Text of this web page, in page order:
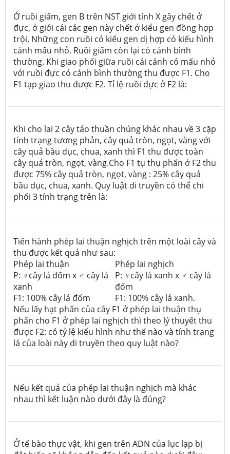
Ở ruồi giấm, gen B trên NST giới tính X gây chết ở
đực, ở giới cái các gen này chết ở kiểu gen đồng hợp
trội. Những con ruồi có kiểu gen dị hợp có kiểu hình
cánh mấu nhỏ. Ruồi giấm còn lại có cánh bình
thường. Khi giao phối giữa ruồi cái cánh có mấu nhỏ
với ruồi đực có cánh bình thường thu được F1. Cho
F1 tạp giao thu được F2. Tỉ lệ ruồi đực ở F2 là:
Khi cho lai 2 cây táo thuần chủng khác nhau về 3 cặp
tính trạng tương phản, cây quả tròn, ngọt, vàng với
cây quả bầu dục, chua, xanh thì F1 thu được toàn
cây quả tròn, ngọt, vàng.Cho F1 tụ thụ phấn ở F2 thu
được 75% cây quả tròn, ngọt, vàng : 25% cây quả
bầu dục, chua, xanh. Quy luật di truyền có thể chi
phối 3 tính trạng trên là:
Tiến hành phép lai thuận nghịch trên một loài cây và
thu được kết quả như sau:
Phép lai thuận
Phép lai nghịch
P: ♀cây lá đốm x ♂ cây lá
xanh
P: ♀cây lá xanh x ♂ cây lá
đốm
F1: 100% cây lá đốm
F1: 100% cây lá xanh.
Nếu lấy hạt phấn của cây F1 ở phép lai thuận thụ
phấn cho F1 ở phép lai nghịch thì theo lý thuyết thu
được F2: có tỷ lệ kiểu hình như thế nào và tính trạng
lá của loài này di truyền theo quy luật nào?
Nếu kết quả của phép lai thuận nghịch mà khác
nhau thì kết luận nào dưới đây là đúng?
Ở tế bào thực vật, khi gen trên ADN của lục lạp bị